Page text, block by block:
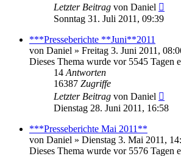
Letzter Beitrag von Daniel
Sonntag 31. Juli 2011, 09:39
***Presseberichte **Juni**2011
von Daniel » Freitag 3. Juni 2011,
Dieses Thema wurde vor 5545 Tagen
14 Antworten
16387 Zugriffe
Letzter Beitrag von Daniel
Dienstag 28. Juni 2011, 16:58
***Presseberichte Mai 2011**
von Daniel » Dienstag 3. Mai 2011,
Dieses Thema wurde vor 5576 Tagen